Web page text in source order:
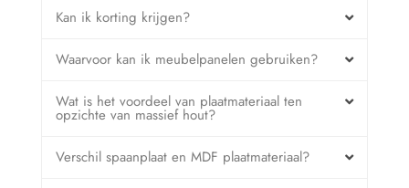
Kan ik korting krijgen?
Waarvoor kan ik meubelpanelen gebruiken?
Wat is het voordeel van plaatmateriaal ten
opzichte van massief hout?
Verschil spaanplaat en MDF plaatmateriaal?